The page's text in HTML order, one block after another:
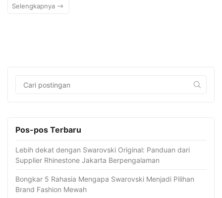
Selengkapnya
Pos-pos Terbaru
Lebih dekat dengan Swarovski Original: Panduan dari
Supplier Rhinestone Jakarta Berpengalaman
Bongkar 5 Rahasia Mengapa Swarovski Menjadi Pilihan
Brand Fashion Mewah